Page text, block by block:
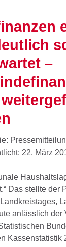
–
22. März
Das stellte der
anlässlich der
Kassenstatistik